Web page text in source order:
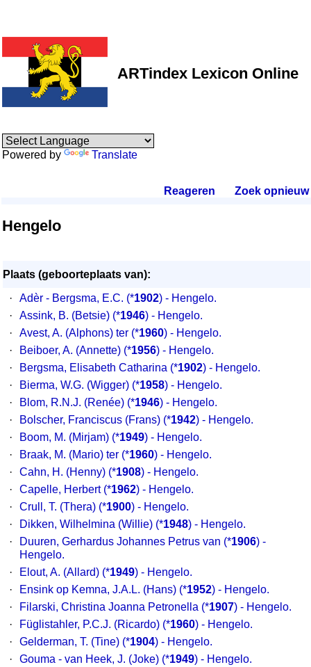
ARTindex Lexicon Online
Powered by Translate
Reageren Zoek opnieuw.
Hengelo
Plaats (geboorteplaats van):
·
Adèr - Bergsma, E.C. (*1902) - Hengelo.
·
Assink, B. (Betsie) (*1946) - Hengelo.
·
Avest, A. (Alphons) ter (*1960) - Hengelo.
·
Beiboer, A. (Annette) (*1956) - Hengelo.
·
Bergsma, Elisabeth Catharina (*1902) - Hengelo.
·
Bierma, W.G. (Wigger) (*1958) - Hengelo.
·
Blom, R.N.J. (Renée) (*1946) - Hengelo.
·
Bolscher, Franciscus (Frans) (*1942) - Hengelo.
·
Boom, M. (Mirjam) (*1949) - Hengelo.
·
Braak, M. (Mario) ter (*1960) - Hengelo.
·
Cahn, H. (Henny) (*1908) - Hengelo.
·
Capelle, Herbert (*1962) - Hengelo.
·
Crull, T. (Thera) (*1900) - Hengelo.
·
Dikken, Wilhelmina (Willie) (*1948) - Hengelo.
·
Duuren, Gerhardus Johannes Petrus van (*1906) -
Hengelo.
·
Elout, A. (Allard) (*1949) - Hengelo.
·
Ensink op Kemna, J.A.L. (Hans) (*1952) - Hengelo.
·
Filarski, Christina Joanna Petronella (*1907) - Hengelo.
·
Füglistahler, P.C.J. (Ricardo) (*1960) - Hengelo.
·
Gelderman, T. (Tine) (*1904) - Hengelo.
·
Gouma - van Heek, J. (Joke) (*1949) - Hengelo.